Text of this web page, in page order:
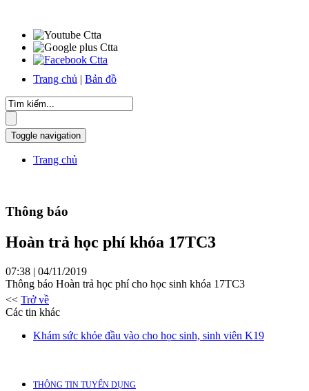
Trang chủ | Bản đồ
Toggle navigation
Trang chủ
Thông báo
Hoàn trả học phí khóa 17TC3
07:38 | 04/11/2019
Thông báo Hoàn trả học phí cho học sinh khóa 17TC3
<< Trở về
Các tin khác
Khám sức khỏe đầu vào cho học sinh, sinh viên K19
THÔNG TIN TUYỂN DỤNG